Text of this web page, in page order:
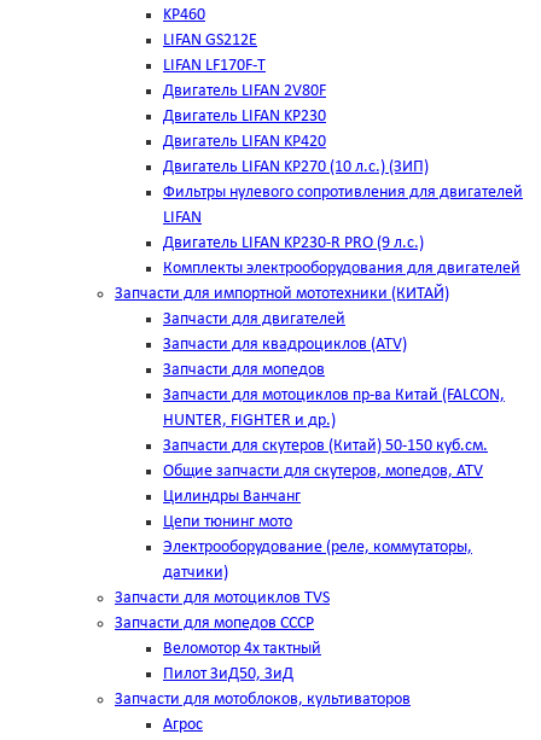
KP460
LIFAN GS212E
LIFAN LF170F-T
Двигатель LIFAN 2V80F
Двигатель LIFAN KP230
Двигатель LIFAN KP420
Двигатель LIFAN KP270 (10 л.с.) (ЗИП)
Фильтры нулевого сопротивления для двигателей
LIFAN
Двигатель LIFAN KP230-R PRO (9 л.с.)
Комплекты электрооборудования для двигателей
Запчасти для импортной мототехники (КИТАЙ)
Запчасти для двигателей
Запчасти для квадроциклов (ATV)
Запчасти для мопедов
Запчасти для мотоциклов пр-ва Китай (FALCON,
HUNTER, FIGHTER и др.)
Запчасти для скутеров (Китай) 50-150 куб.см.
Общие запчасти для скутеров, мопедов, ATV
Цилиндры Ванчанг
Цепи тюнинг мото
Электрооборудование (реле, коммутаторы,
датчики)
Запчасти для мотоциклов TVS
Запчасти для мопедов СССР
Веломотор 4х тактный
Пилот ЗиД50, ЗиД
Запчасти для мотоблоков, культиваторов
Агрос